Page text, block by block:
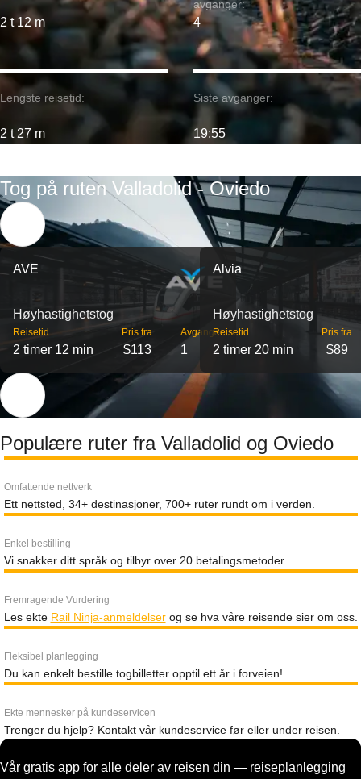
2 t 12 m
Lengste reisetid:
2 t 27 m
avganger:
4
Siste avganger:
19:55
Tog på ruten Valladolid - Oviedo
AVE
Høyhastighetstog
Reisetid
2 timer 12 min
Pris fra
$113
Avganger
1
Alvia
Høyhastighetstog
Reisetid
2 timer 20 min
Pris fra
$89
Populære ruter fra Valladolid og Oviedo
Omfattende nettverk
Ett nettsted, 34+ destinasjoner, 700+ ruter rundt om i verden.
Enkel bestilling
Vi snakker ditt språk og tilbyr over 20 betalingsmetoder.
Fremragende Vurdering
Les ekte Rail Ninja-anmeldelserog se hva våre reisende sier om oss.
Fleksibel planlegging
Du kan enkelt bestille togbilletter opptil ett år i forveien!
Ekte mennesker på kundeservicen
Trenger du hjelp? Kontakt vår kundeservice før eller under reisen.
Vår gratis app for alle deler av reisen din — reiseplanlegging